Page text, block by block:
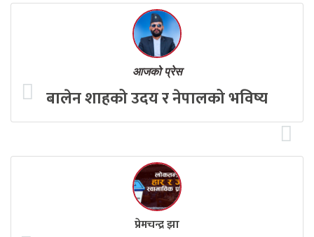
आजको प्रेस
बालेन शाहको उदय र नेपालको भविष्य
प्रेमचन्द्र झा